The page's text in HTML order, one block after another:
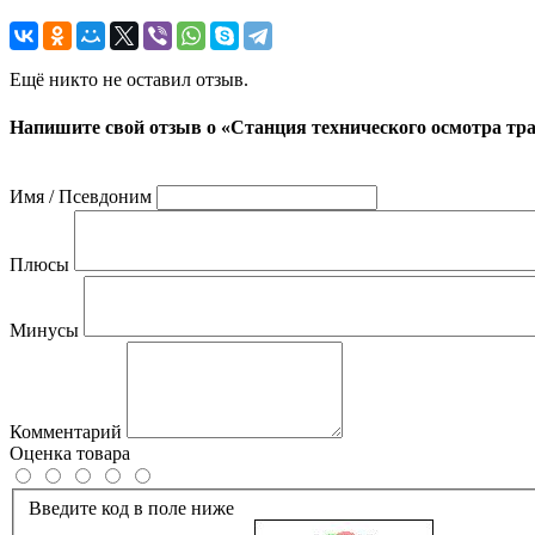
Ещё никто не оставил отзыв.
Напишите свой отзыв о «Станция технического осмотра
Имя / Псевдоним
Плюсы
Минусы
Комментарий
Оценка товара
Введите код в поле ниже